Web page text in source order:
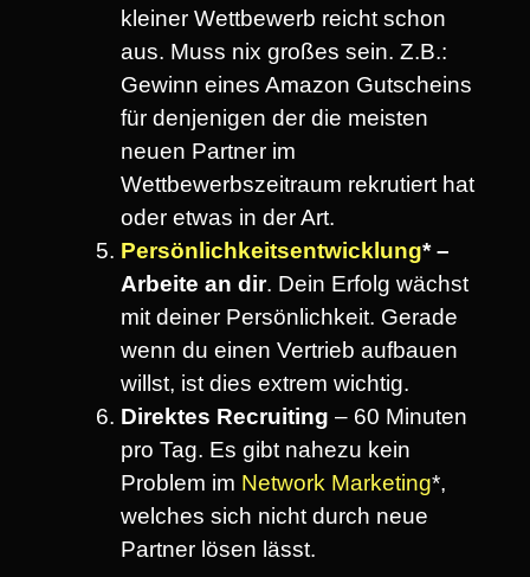
kleiner Wettbewerb reicht schon
aus. Muss nix großes sein. Z.B.:
Gewinn eines Amazon Gutscheins
für denjenigen der die meisten
neuen Partner im
Wettbewerbszeitraum rekrutiert hat
oder etwas in der Art.
Persönlichkeitsentwicklung* –
Arbeite an dir. Dein Erfolg wächst
mit deiner Persönlichkeit. Gerade
wenn du einen Vertrieb aufbauen
willst, ist dies extrem wichtig.
Direktes Recruiting – 60 Minuten
pro Tag. Es gibt nahezu kein
Problem im Network Marketing*,
welches sich nicht durch neue
Partner lösen lässt.